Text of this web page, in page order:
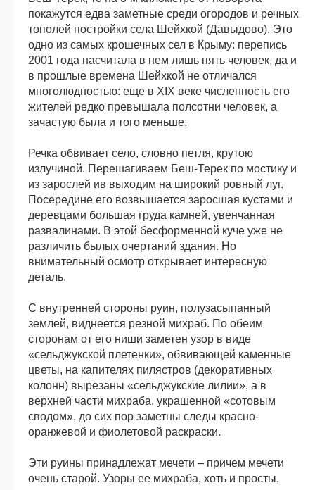
покажутся едва заметные среди огородов и речных
тополей постройки села Шейхкой (Давыдово). Это
одно из самых крошечных сел в Крыму: перепись
2001 года насчитала в нем лишь пять человек, да и
в прошлые времена Шейхкой не отличался
многолюдностью: еще в XIX веке численность его
жителей редко превышала полсотни человек, а
зачастую была и того меньше.
Речка обвивает село, словно петля, крутою
излучиной. Перешагиваем Беш-Терек по мостику и
из зарослей ив выходим на широкий ровный луг.
Посередине его возвышается заросшая кустами и
деревцами большая груда камней, увенчанная
развалинами. В этой бесформенной куче уже не
различить былых очертаний здания. Но
внимательный осмотр открывает интересную
деталь.
С внутренней стороны руин, полузасыпанный
землей, виднеется резной михраб. По обеим
сторонам от его ниши заметен узор в виде
«сельджукской плетенки», обвивающей каменные
цветы, на капителях пилястров (декоративных
колонн) вырезаны «сельджукские лилии», а в
верхней части михраба, украшенной «сотовым
сводом», до сих пор заметны следы красно-
оранжевой и фиолетовой раскраски.
Эти руины принадлежат мечети – причем мечети
очень старой. Узоры ее михраба, хоть и просты,